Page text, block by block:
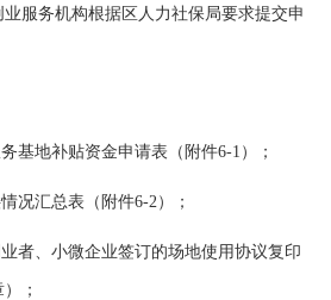
服务机构根据区人力社保局要求提交申
地补贴资金申请表（附件6-1）；
汇总表（附件6-2）；
、小微企业签订的场地使用协议复印
；